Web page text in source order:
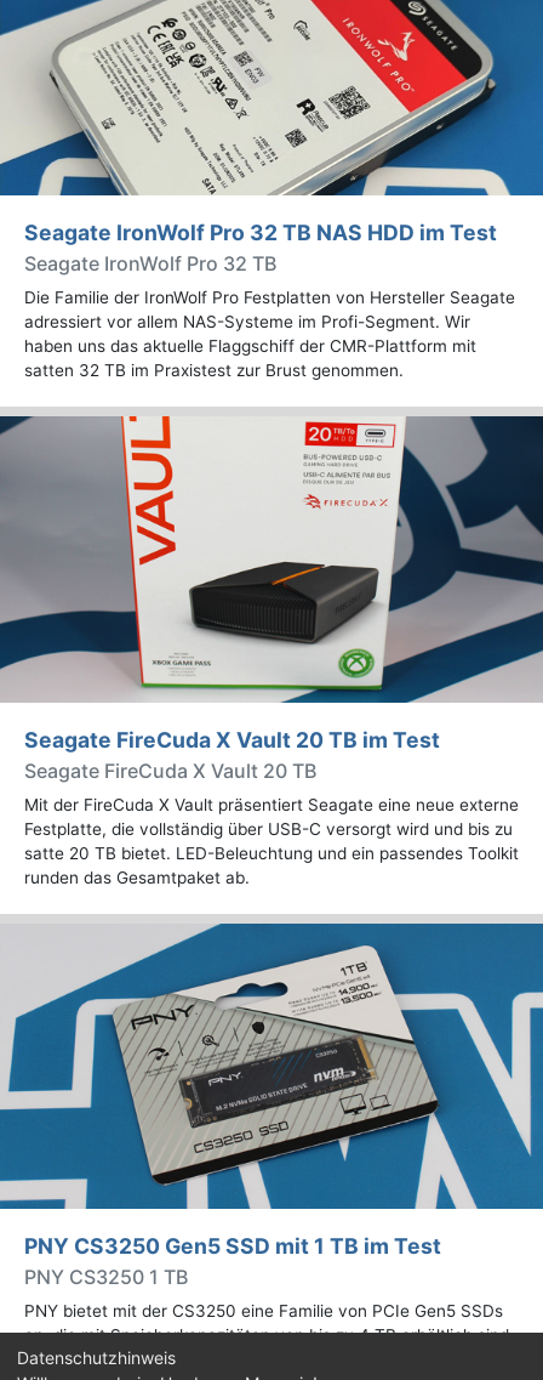
Seagate IronWolf Pro 32 TB NAS HDD im Test
Seagate IronWolf Pro 32 TB
Die Familie der IronWolf Pro Festplatten von Hersteller Seagate
adressiert vor allem NAS-Systeme im Profi-Segment. Wir
haben uns das aktuelle Flaggschiff der CMR-Plattform mit
satten 32 TB im Praxistest zur Brust genommen.
Seagate FireCuda X Vault 20 TB im Test
Seagate FireCuda X Vault 20 TB
Mit der FireCuda X Vault präsentiert Seagate eine neue externe
Festplatte, die vollständig über USB-C versorgt wird und bis zu
satte 20 TB bietet. LED-Beleuchtung und ein passendes Toolkit
runden das Gesamtpaket ab.
PNY CS3250 Gen5 SSD mit 1 TB im Test
PNY CS3250 1 TB
PNY bietet mit der CS3250 eine Familie von PCIe Gen5 SSDs
an, die mit Speicherkapazitäten von bis zu 4 TB erhältlich sind.
Die Drives erreichen bis zu 14.900 MB/s lesend. Wir haben das
Datenschutzhinweis